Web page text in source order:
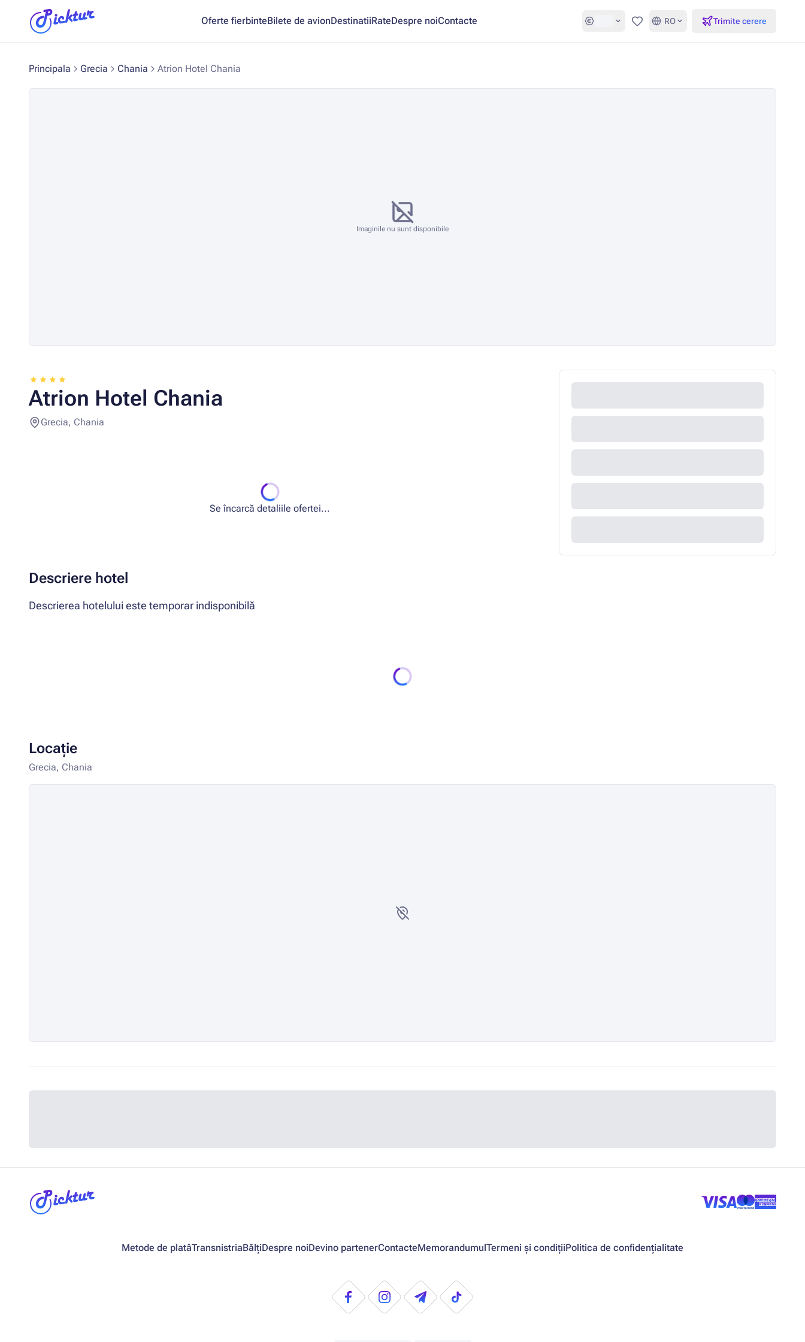
Oferte fierbinteBilete de avionDestinatiiRateDespre noiContacte Favorite
RO Trimite cerere
Principala Grecia Chania Atrion Hotel Chania
Imaginile nu sunt disponibile
Atrion Hotel Chania
Grecia, Chania
Se încarcă detaliile ofertei...
Descriere hotel
Descrierea hotelului este temporar indisponibilă
Locație
Grecia, Chania
Metode de platâTransnistriaBălțiDespre noiDevino partenerContacteMemorandumulTermeni și condițiiPolitica de confidențialitate